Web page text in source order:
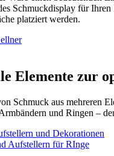
Schmuckdisplay für
platziert werden.
Elemente zur
Schmuck aus
und Ringen –